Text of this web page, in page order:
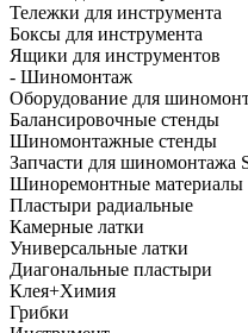
Тележки для инструмента
Боксы для инструмента
Ящики для инструментов
- Шиномонтаж
Оборудование для
Балансировочные стенды
Шиномонтажные стенды
Запчасти для шиномонтажа
Шиноремонтные материалы
Пластыри радиальные
Камерные латки
Универсальные латки
Диагональные пластыри
Клея+Химия
Грибки